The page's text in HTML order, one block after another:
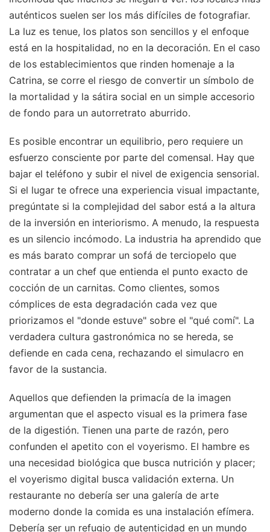
auténticos suelen ser los más difíciles de fotografiar.
La luz es tenue, los platos son sencillos y el enfoque
está en la hospitalidad, no en la decoración. En el caso
de los establecimientos que rinden homenaje a la
Catrina, se corre el riesgo de convertir un símbolo de
la mortalidad y la sátira social en un simple accesorio
de fondo para un autorretrato aburrido.
Es posible encontrar un equilibrio, pero requiere un
esfuerzo consciente por parte del comensal. Hay que
bajar el teléfono y subir el nivel de exigencia sensorial.
Si el lugar te ofrece una experiencia visual impactante,
pregúntate si la complejidad del sabor está a la altura
de la inversión en interiorismo. A menudo, la respuesta
es un silencio incómodo. La industria ha aprendido que
es más barato comprar un sofá de terciopelo que
contratar a un chef que entienda el punto exacto de
cocción de un carnitas. Como clientes, somos
cómplices de esta degradación cada vez que
priorizamos el "donde estuve" sobre el "qué comí". La
verdadera cultura gastronómica no se hereda, se
defiende en cada cena, rechazando el simulacro en
favor de la sustancia.
Aquellos que defienden la primacía de la imagen
argumentan que el aspecto visual es la primera fase
de la digestión. Tienen una parte de razón, pero
confunden el apetito con el voyerismo. El hambre es
una necesidad biológica que busca nutrición y placer;
el voyerismo digital busca validación externa. Un
restaurante no debería ser una galería de arte
moderno donde la comida es una instalación efímera.
Debería ser un refugio de autenticidad en un mundo